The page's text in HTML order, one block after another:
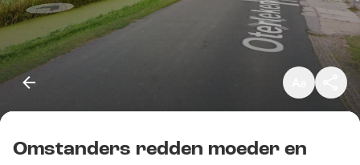
Klein
Standaard
Groot
Kopieer link
Omstanders redden moeder en